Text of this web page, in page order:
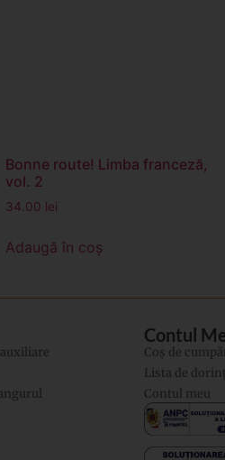
Bonne route! Limba franceză,
vol. 2
34.00 lei
Adaugă în coș
Contul
Coș de
Lista de
Contul meu